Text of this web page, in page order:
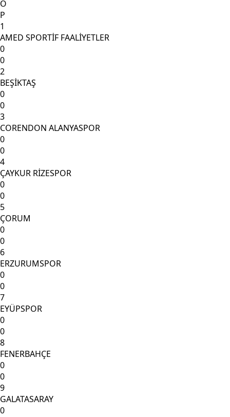
O
P
1
AMED SPORTİF FAALİYETLER
0
0
2
BEŞİKTAŞ
0
0
3
CORENDON ALANYASPOR
0
0
4
ÇAYKUR RİZESPOR
0
0
5
ÇORUM
0
0
6
ERZURUMSPOR
0
0
7
EYÜPSPOR
0
0
8
FENERBAHÇE
0
0
9
GALATASARAY
0